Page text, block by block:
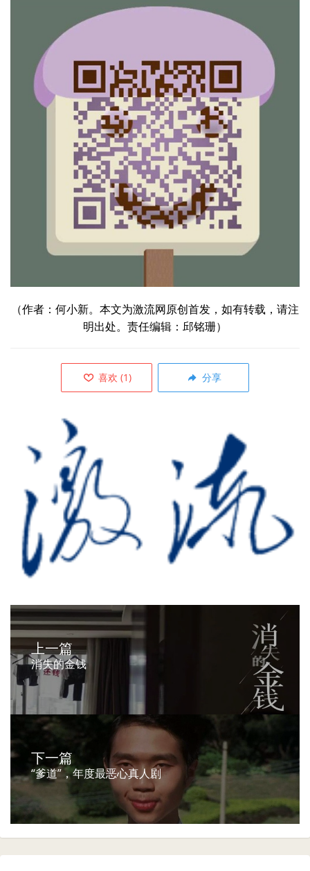
（作者：何小新。本文为激流网原创首发，如有转载，请注
明出处。责任编辑：邱铭珊）
喜欢 (1) 分享
上一篇
消失的金钱
下一篇
“爹道”，年度最恶心真人剧